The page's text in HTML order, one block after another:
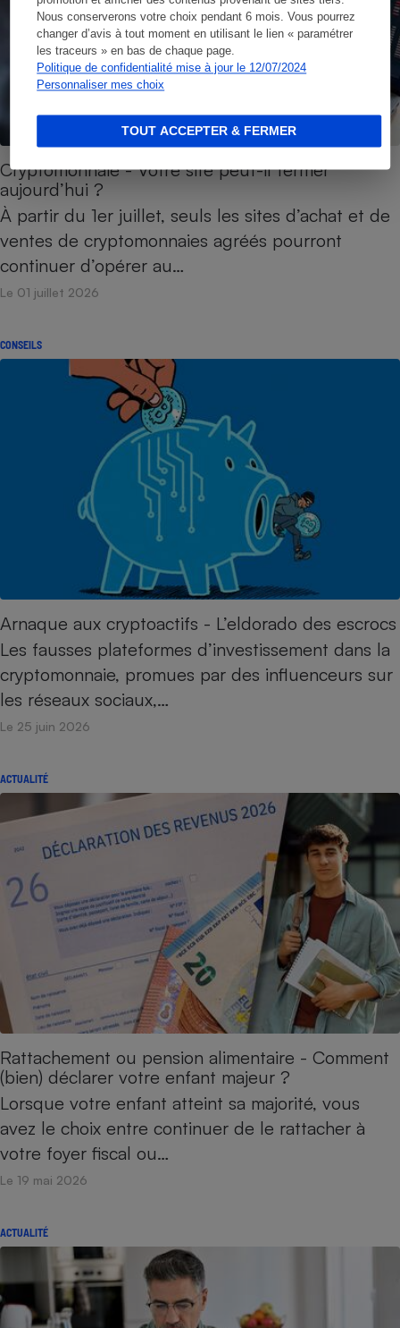
Nous conserverons votre choix pendant 6 mois. Vous pourrez
changer d’avis à tout moment en utilisant le lien « paramétrer
les traceurs » en bas de chaque page.
Politique de confidentialité mise à jour le 12/07/2024
Personnaliser mes choix
TOUT ACCEPTER & FERMER
Cryptomonnaie - Votre site peut-il fermer
aujourd’hui ?
À partir du 1er juillet, seuls les sites d’achat et de
ventes de cryptomonnaies agréés pourront
continuer d’opérer au…
Le 01 juillet 2026
CONSEILS
Arnaque aux cryptoactifs - L’eldorado des escrocs
Les fausses plateformes d’investissement dans la
cryptomonnaie, promues par des influenceurs sur
les réseaux sociaux,…
Le 25 juin 2026
ACTUALITÉ
Rattachement ou pension alimentaire - Comment
(bien) déclarer votre enfant majeur ?
Lorsque votre enfant atteint sa majorité, vous
avez le choix entre continuer de le rattacher à
votre foyer fiscal ou…
Le 19 mai 2026
ACTUALITÉ